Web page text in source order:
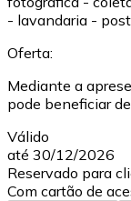
- lavandaria -
Oferta:
Mediante a
pode beneficiar
Válido
até 30/12/2026
Reservado para
Com cartão de